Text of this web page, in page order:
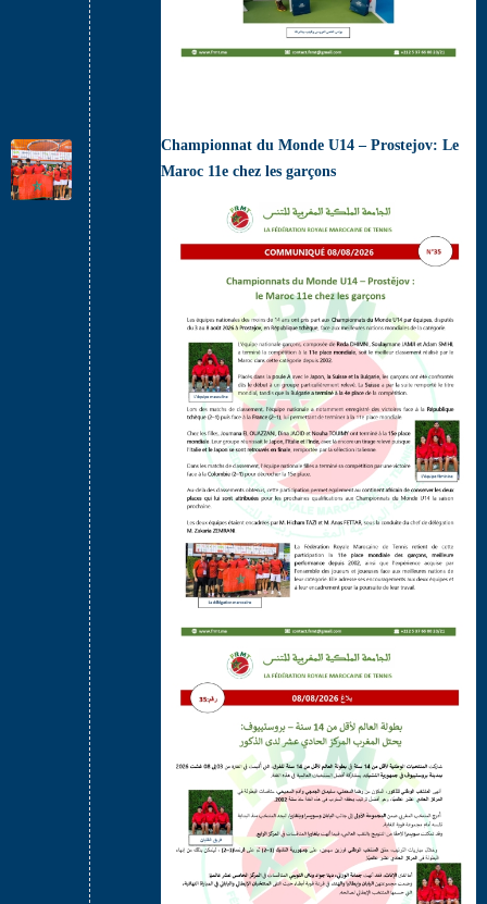
Championnat du Monde U14 – Prostejov: Le
Maroc 11e chez les garçons